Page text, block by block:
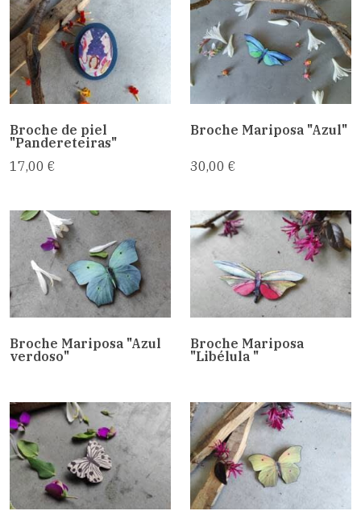
Broche de piel
"Pandereteiras"
17,00 €
Broche Mariposa "Azul"
30,00 €
Broche Mariposa "Azul
verdoso"
Broche Mariposa
"Libélula "